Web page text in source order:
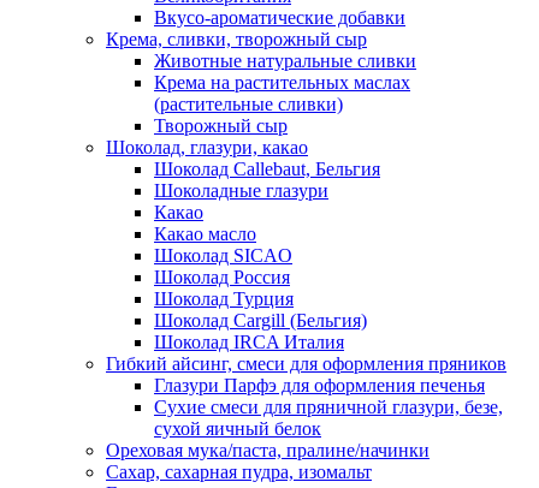
Вкусо-ароматические добавки
Крема, сливки, творожный сыр
Животные натуральные сливки
Крема на растительных маслах
(растительные сливки)
Творожный сыр
Шоколад, глазури, какао
Шоколад Callebaut, Бельгия
Шоколадные глазури
Какао
Какао масло
Шоколад SICAO
Шоколад Россия
Шоколад Турция
Шоколад Cargill (Бельгия)
Шоколад IRCA Италия
Гибкий айсинг, смеси для оформления пряников
Глазури Парфэ для оформления печенья
Сухие смеси для пряничной глазури, безе,
сухой яичный белок
Ореховая мука/паста, пралине/начинки
Сахар, сахарная пудра, изомальт